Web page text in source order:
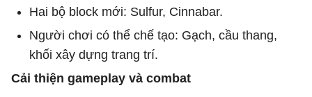
Hai bộ block mới: Sulfur, Cinnabar.
Người chơi có thể chế tạo: Gạch, cầu thang,
khối xây dựng trang trí.
Cải thiện gameplay và combat